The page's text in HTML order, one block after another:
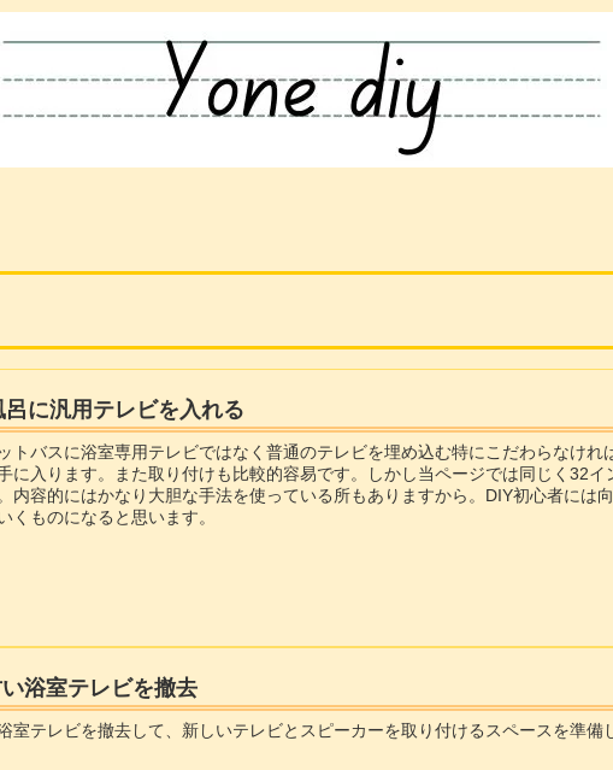
呂に汎用テレビを入れる
トバスに浴室専用テレビではなく普通のテレビを埋め込む特にこだわらなけ
に入ります。また取り付けも比較的容易です。しかし当ページでは同じく32
内容的にはかなり大胆な手法を使っている所もありますから。DIY初心者には
くものになると思います。
浴室テレビを撤去
室テレビを撤去して、新しいテレビとスピーカーを取り付けるスペースを準備